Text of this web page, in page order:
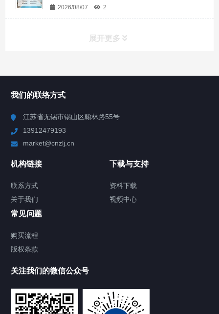
2026/08/07 2
展开更多
Chiller高精度制冷循环器
TCU温度控制单元
Chiller气体控温系统
Chamber试验箱
我们的联络方式
江苏省无锡市锡山区翰林路55号
13912479193
market@cnzlj.cn
机构链接
联系方式
关于我们
下载与支持
资料下载
视频中心
常见问题
购买流程
版权条款
关注我们的微信公众号